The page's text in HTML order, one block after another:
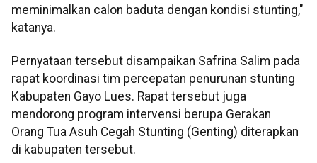
meminimalkan calon baduta dengan kondisi stunting,"
katanya.
Pernyataan tersebut disampaikan Safrina Salim pada
rapat koordinasi tim percepatan penurunan stunting
Kabupaten Gayo Lues. Rapat tersebut juga
mendorong program intervensi berupa Gerakan
Orang Tua Asuh Cegah Stunting (Genting) diterapkan
di kabupaten tersebut.